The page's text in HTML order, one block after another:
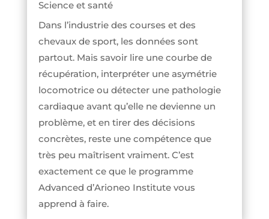
Science et santé
Dans l’industrie des courses et des
chevaux de sport, les données sont
partout. Mais savoir lire une courbe de
récupération, interpréter une asymétrie
locomotrice ou détecter une pathologie
cardiaque avant qu’elle ne devienne un
problème, et en tirer des décisions
concrètes, reste une compétence que
très peu maîtrisent vraiment. C’est
exactement ce que le programme
Advanced d’Arioneo Institute vous
apprend à faire.